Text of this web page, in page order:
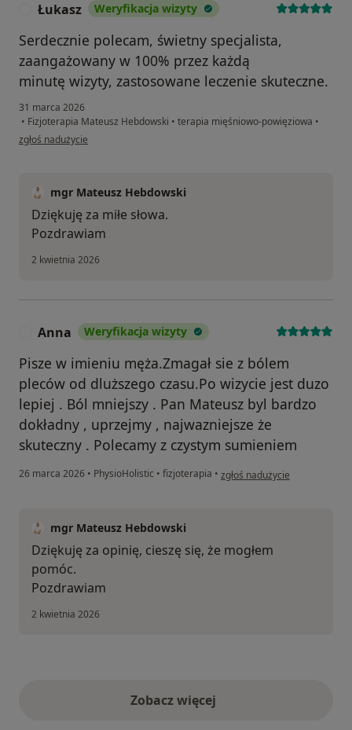
Łukasz Weryfikacja wizyty
Serdecznie polecam, świetny specjalista,
zaangażowany w 100% przez każdą
minutę wizyty, zastosowane leczenie skuteczne.
31 marca 2026
• Fizjoterapia Mateusz Hebdowski • terapia mięśniowo-powięziowa •
w opinii użytkownika Łukasz
zgłoś nadużycie
mgr Mateusz Hebdowski
Dziękuję za miłe słowa.
Pozdrawiam
2 kwietnia 2026
Anna Weryfikacja wizyty
Pisze w imieniu męża.Zmagał sie z bólem
pleców od dluższego czasu.Po wizycie jest duzo
lepiej . Ból mniejszy . Pan Mateusz byl bardzo
dokładny , uprzejmy , najwazniejsze że
skuteczny . Polecamy z czystym sumieniem
26 marca 2026 • PhysioHolistic • fizjoterapia • w opinii użytkownika Anna
zgłoś nadużycie
mgr Mateusz Hebdowski
Dziękuję za opinię, cieszę się, że mogłem
pomóc.
Pozdrawiam
2 kwietnia 2026
Zobacz więcejopinie powyżej